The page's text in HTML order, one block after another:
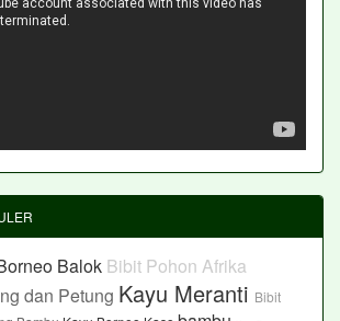
Balok Bibit Pohon Afrika
dan Petung Kayu Meranti Bibit